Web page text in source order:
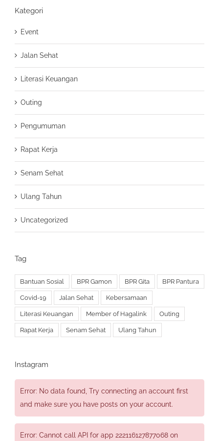
Kategori
Event
Jalan Sehat
Literasi Keuangan
Outing
Pengumuman
Rapat Kerja
Senam Sehat
Ulang Tahun
Uncategorized
Tag
Bantuan Sosial BPR Gamon BPR Gita BPR Pantura
Covid-19 Jalan Sehat Kebersamaan
Literasi Keuangan Member of Hagalink Outing
Rapat Kerja Senam Sehat Ulang Tahun
Instagram
Error: No data found, Try connecting an account first
and make sure you have posts on your account.
Error: Cannot call API for app 222116127877068 on